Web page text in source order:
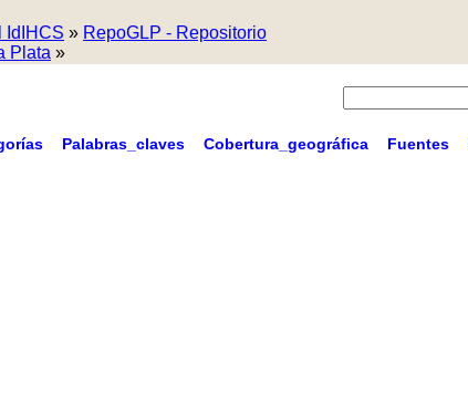
IdIHCS » RepoGLP - Repositorio
Plata »
Palabras_claves Cobertura_geográfica Fuentes